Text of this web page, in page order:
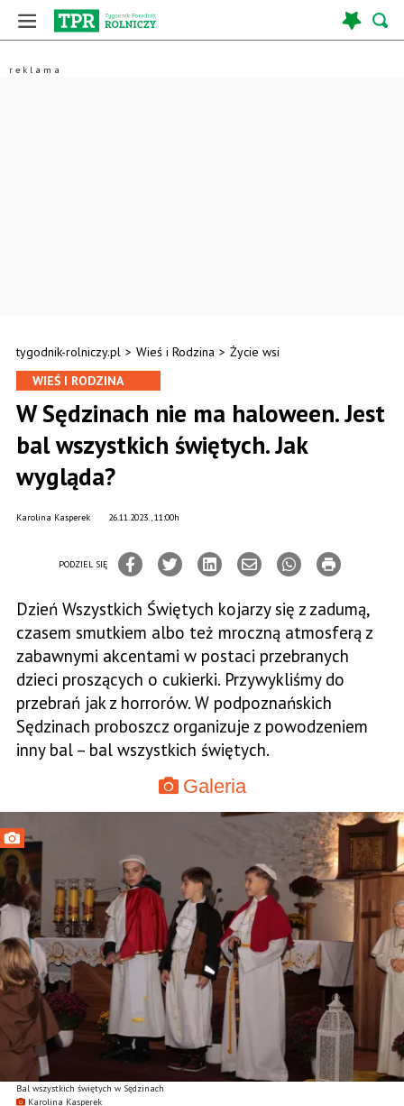
tygodnik-rolniczy.pl > Wieś i Rodzina > Życie wsi
Bal wszystkich świętych w Sędzinach
Karolina Kasperek
WIEŚ I RODZINA
W Sędzinach nie ma haloween. Jest
bal wszystkich świętych. Jak
wygląda?
26.11.2023., 11:00h
Karolina Kasperek
PODZIEL SIĘ
Dzień Wszystkich Świętych kojarzy się z zadumą,
czasem smutkiem albo też mroczną atmosferą z
zabawnymi akcentami w postaci przebranych
dzieci proszących o cukierki. Przywykliśmy do
przebrań jak z horrorów. W podpoznańskich
Sędzinach proboszcz organizuje z powodzeniem
inny bal – bal wszystkich świętych.
Galeria